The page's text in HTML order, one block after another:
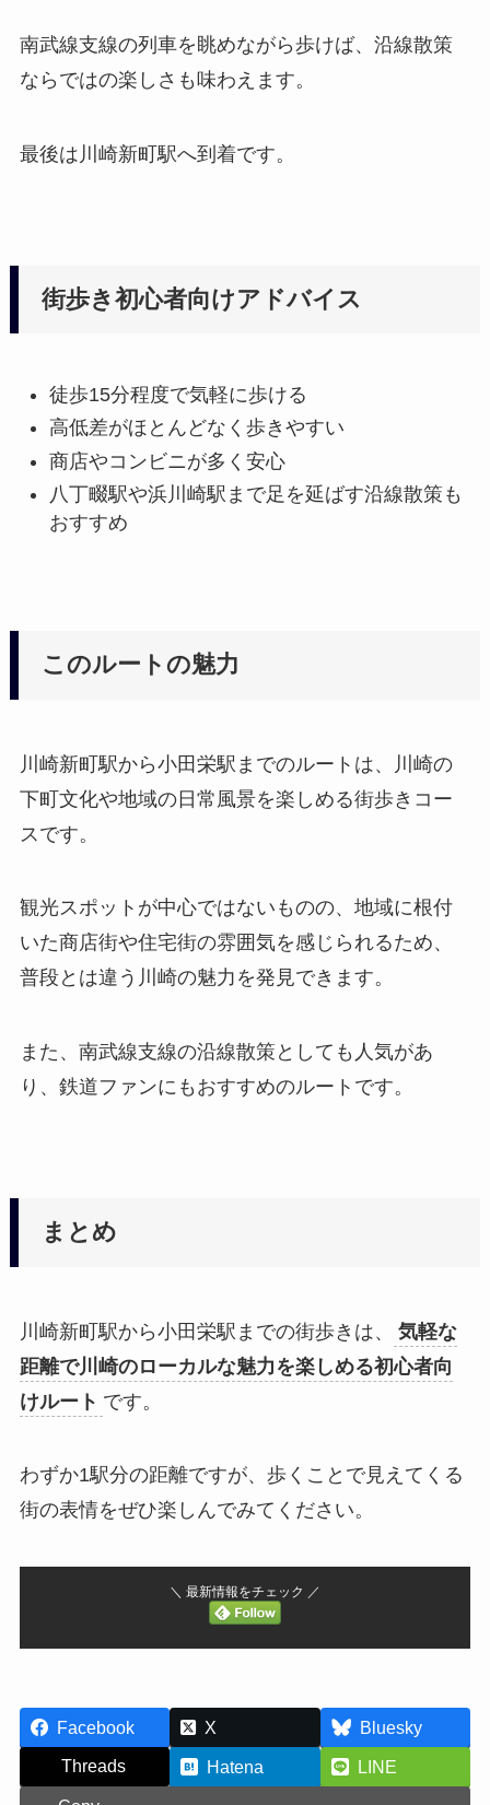
南武線支線の列車を眺めながら歩けば、沿線散策
ならではの楽しさも味わえます。
最後は川崎新町駅へ到着です。
街歩き初心者向けアドバイス
徒歩15分程度で気軽に歩ける
高低差がほとんどなく歩きやすい
商店やコンビニが多く安心
八丁畷駅や浜川崎駅まで足を延ばす沿線散策も
おすすめ
このルートの魅力
川崎新町駅から小田栄駅までのルートは、川崎の
下町文化や地域の日常風景を楽しめる街歩きコー
スです。
観光スポットが中心ではないものの、地域に根付
いた商店街や住宅街の雰囲気を感じられるため、
普段とは違う川崎の魅力を発見できます。
また、南武線支線の沿線散策としても人気があ
り、鉄道ファンにもおすすめのルートです。
まとめ
川崎新町駅から小田栄駅までの街歩きは、
気軽な
距離で川崎のローカルな魅力を楽しめる初心者向
けルート です。
わずか1駅分の距離ですが、歩くことで見えてくる
街の表情をぜひ楽しんでみてください。
＼ 最新情報をチェック ／
Facebook X
Bluesky
Threads
Hatena
LINE